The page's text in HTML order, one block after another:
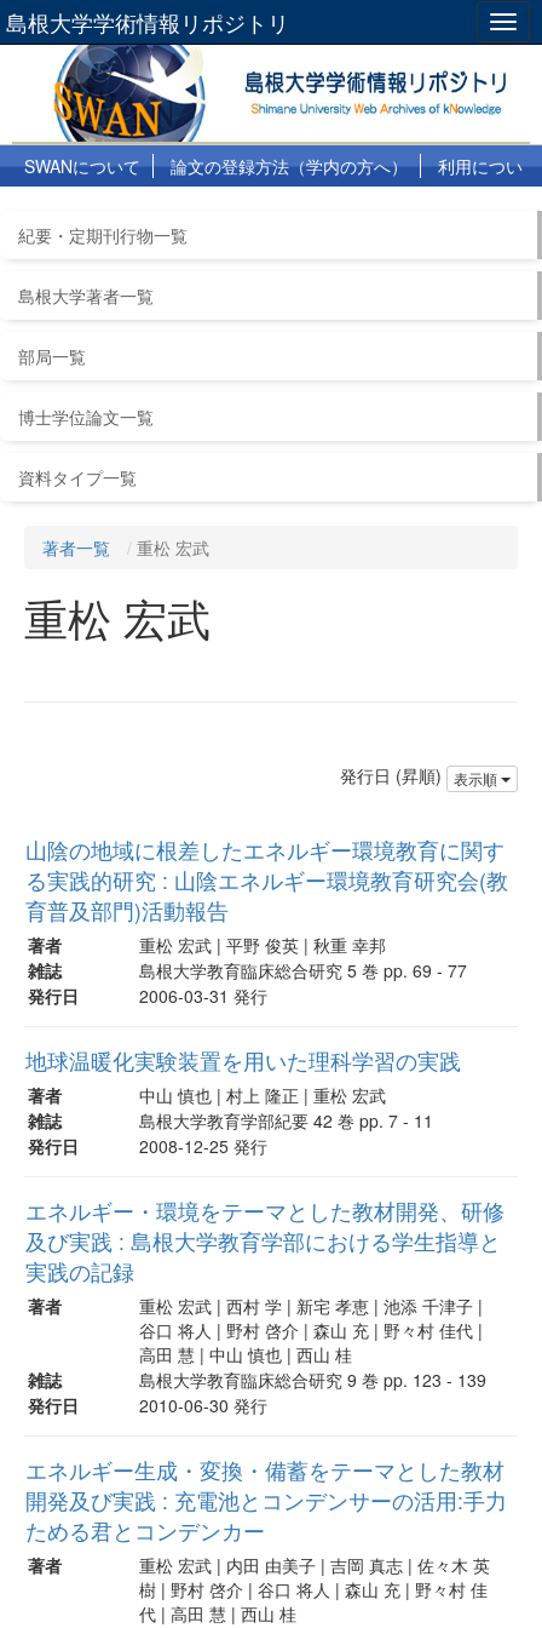
島根大学学術情報リポジトリ
SWANについて 論文の登録方法（学内の方へ）
利用につい
紀要・定期刊行物一覧
島根大学著者一覧
部局一覧
博士学位論文一覧
資料タイプ一覧
著者一覧 重松 宏武
重松 宏武
発行日 (昇順) 表示順
山陰の地域に根差したエネルギー環境教育に関す
る実践的研究 : 山陰エネルギー環境教育研究会(教
育普及部門)活動報告
著者
重松 宏武 | 平野 俊英 | 秋重 幸邦
雑誌
島根大学教育臨床総合研究 5 巻 pp. 69 - 77
発行日
2006-03-31 発行
地球温暖化実験装置を用いた理科学習の実践
著者
中山 慎也 | 村上 隆正 | 重松 宏武
雑誌
島根大学教育学部紀要 42 巻 pp. 7 - 11
発行日
2008-12-25 発行
エネルギー・環境をテーマとした教材開発、研修
及び実践 : 島根大学教育学部における学生指導と
実践の記録
著者
重松 宏武 | 西村 学 | 新宅 孝恵 | 池添 千津子 |
谷口 将人 | 野村 啓介 | 森山 充 | 野々村 佳代 |
高田 慧 | 中山 慎也 | 西山 桂
雑誌
島根大学教育臨床総合研究 9 巻 pp. 123 - 139
発行日
2010-06-30 発行
エネルギー生成・変換・備蓄をテーマとした教材
開発及び実践 : 充電池とコンデンサーの活用:手力
ためる君とコンデンカー
著者
重松 宏武 | 内田 由美子 | 吉岡 真志 | 佐々木 英
樹 | 野村 啓介 | 谷口 将人 | 森山 充 | 野々村 佳
代 | 高田 慧 | 西山 桂